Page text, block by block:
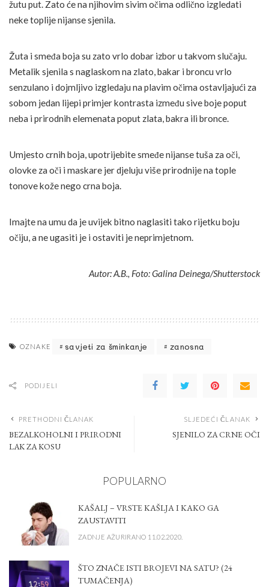
žutu put. Zato će na njihovim sivim očima odlično izgledati
neke toplije nijanse sjenila.
Žuta i smeđa boja su zato vrlo dobar izbor u takvom slučaju.
Metalik sjenila s naglaskom na zlato, bakar i broncu vrlo
senzulano i dojmljivo izgledaju na plavim očima ostavljajući za
sobom jedan lijepi primjer kontrasta između sive boje poput
neba i prirodnih elemenata poput zlata, bakra ili bronce.
Umjesto crnih boja, upotrijebite smeđe nijanse tuša za oči,
olovke za oči i maskare jer djeluju više prirodnije na tople
tonove kože nego crna boja.
Imajte na umu da je uvijek bitno naglasiti tako rijetku boju
očiju, a ne ugasiti je i ostaviti je neprimjetnom.
Autor: A.B., Foto: Galina Deinega/Shutterstock
OZNAKE savjeti za šminkanje zanosna
PODIJELI
PRETHODNI ČLANAK
BEZALKOHOLNI I PRIRODNI
LAK ZA KOSU
SLJEDEĆI ČLANAK
SJENILO ZA CRNE OČI
POPULARNO
KAŠALJ – VRSTE KAŠLJA I KAKO GA
ZAUSTAVITI
ZADNJE AŽURIRANO 11.02.2020.
ŠTO ZNAČE ISTI BROJEVI NA SATU? (24
TUMAČENJA)